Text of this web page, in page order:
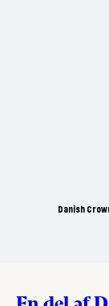
Danish